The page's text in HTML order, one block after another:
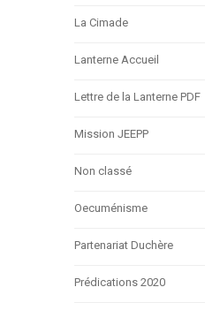
La Cimade
Lanterne Accueil
Lettre de la Lanterne PDF
Mission JEEPP
Non classé
Oecuménisme
Partenariat Duchère
Prédications 2020